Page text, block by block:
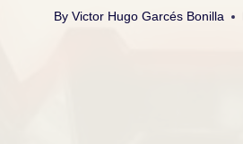
By Victor Hugo Garcés Bonilla